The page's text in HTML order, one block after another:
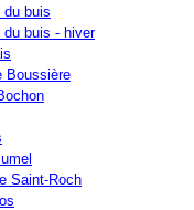
du buis
buis - hiver
Boussière
Saint-Roch